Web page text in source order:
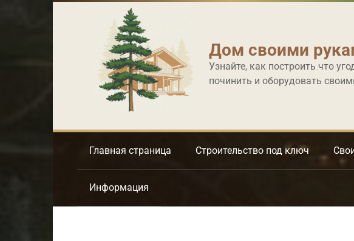
Дом своими
Узнайте, как построить что
починить и оборудовать
Главная страница Строительство под ключ
Информация